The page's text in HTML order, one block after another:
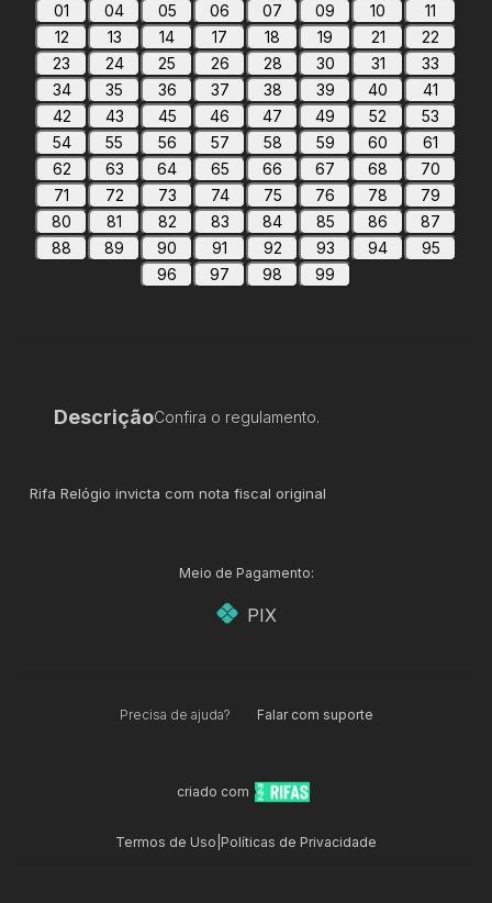
01 04 05 06 07 09 10
11
12
13 14 17 18 19 21
22
23
24 25 26 28 30 31
33
34
35 36 37 38 39 40
41
42
43 45 46 47 49 52
53
54
55 56 57 58 59 60
61
62
63 64 65 66 67 68
70
71
72 73 74 75 76 78
79
80
81 82 83 84 85 86
87
88
89 90 91 92 93 94
95
96
97 98 99
DescriçãoConfira o regulamento.
Rifa Relógio invicta com nota fiscal original
Meio de Pagamento:
PIX
Precisa de ajuda? Falar com suporte
criado com
Termos de Uso Políticas de Privacidade